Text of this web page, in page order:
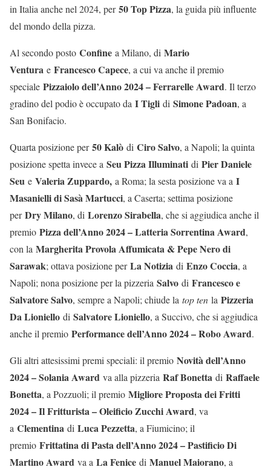
in Italia anche nel 2024, per50 Top Pizza, la guida più influente
del mondo della pizza.
Al secondo posto Confine a Milano, di Mario
Ventura e Francesco Capece, a cui va anche il premio
speciale Pizzaiolo dell’Anno 2024 – Ferrarelle Award. Il terzo
gradino del podio è occupato da I Tigli di Simone Padoan, a
San Bonifacio.
Quarta posizione per50 Kalò di Ciro Salvo, a Napoli; la quinta
posizione spetta invece a Seu Pizza Illuminati di Pier Daniele
Seu e Valeria Zuppardo, a Roma; la sesta posizione va a I
Masanielli di Sasà Martucci, a Caserta; settima posizione
perDry Milano, di Lorenzo Sirabella, che si aggiudica anche il
premio Pizza dell’Anno 2024 – Latteria Sorrentina Award,
con la Margherita Provola Affumicata & Pepe Nero di
Sarawak; ottava posizione perLa Notizia di Enzo Coccia, a
Napoli; nona posizione per la pizzeria Salvo di Francesco e
Salvatore Salvo, sempre a Napoli; chiude la top ten la Pizzeria
Da Lioniello di Salvatore Lioniello, a Succivo, che si aggiudica
anche il premio Performance dell’Anno 2024 – Robo Award.
Gli altri attesissimi premi speciali: il premio Novità dell’Anno
2024 – Solania Award va alla pizzeria Raf Bonetta di Raffaele
Bonetta, a Pozzuoli; il premio Migliore Proposta dei Fritti
2024 – Il Fritturista – Oleificio Zucchi Award, va
a Clementina di Luca Pezzetta, a Fiumicino; il
premio Frittatina di Pasta dell’Anno 2024 – Pastificio Di
Martino Award va a La Fenice di Manuel Maiorano, a